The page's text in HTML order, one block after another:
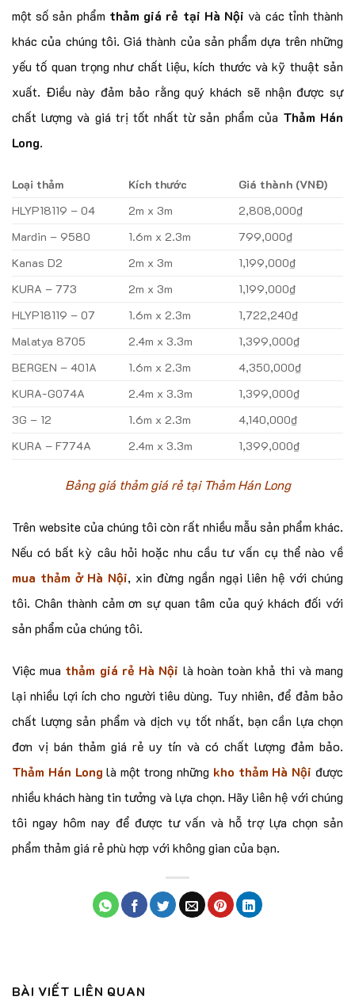
một số sản phẩm thảm giá rẻ tại Hà Nội và các tỉnh thành
khác của chúng tôi. Giá thành của sản phẩm dựa trên những
yếu tố quan trọng như chất liệu, kích thước và kỹ thuật sản
xuất. Điều này đảm bảo rằng quý khách sẽ nhận được sự
chất lượng và giá trị tốt nhất từ sản phẩm của Thảm Hán
Long.
Loại thảm Kích thước
Giá thành (VNĐ)
HLYP18119 – 04
2m x 3m
2,808,000₫
Mardin – 9580
1.6m x 2.3m
799,000₫
Kanas D2
2m x 3m 1,199,000₫
KURA – 773
2m x 3m
1,199,000₫
HLYP18119 – 07
1.6m x 2.3m
1,722,240₫
Malatya 8705
2.4m x 3.3m
1,399,000₫
BERGEN – 401A
1.6m x 2.3m
4,350,000₫
KURA-G074A
2.4m x 3.3m
1,399,000₫
3G – 12
1.6m x 2.3m
4,140,000₫
KURA – F774A
2.4m x 3.3m 1,399,000₫
Bảng giá thảm giá rẻ tại Thảm Hán Long
Trên website của chúng tôi còn rất nhiều mẫu sản phẩm khác.
Nếu có bất kỳ câu hỏi hoặc nhu cầu tư vấn cụ thể nào về
mua thảm ở Hà Nội, xin đừng ngần ngại liên hệ với chúng
tôi. Chân thành cảm ơn sự quan tâm của quý khách đối với
sản phẩm của chúng tôi.
Việc mua thảm giá rẻ Hà Nội là hoàn toàn khả thi và mang
lại nhiều lợi ích cho người tiêu dùng. Tuy nhiên, để đảm bảo
chất lượng sản phẩm và dịch vụ tốt nhất, bạn cần lựa chọn
đơn vị bán thảm giá rẻ uy tín và có chất lượng đảm bảo.
Thảm Hán Long là một trong những kho thảm Hà Nội được
nhiều khách hàng tin tưởng và lựa chọn. Hãy liên hệ với chúng
tôi ngay hôm nay để được tư vấn và hỗ trợ lựa chọn sản
phẩm thảm giá rẻ phù hợp với không gian của bạn.
BÀI VIẾT LIÊN QUAN